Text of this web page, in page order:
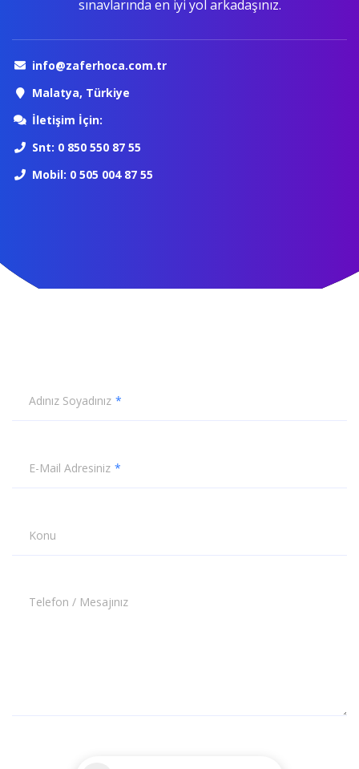
sınavlarında en iyi yol arkadaşınız.
info@zaferhoca.com.tr
Malatya, Türkiye
İletişim İçin:
Snt: 0 850 550 87 55
Mobil: 0 505 004 87 55
Adınız Soyadınız
E-Mail Adresiniz
Konu
Telefon / Mesajınız